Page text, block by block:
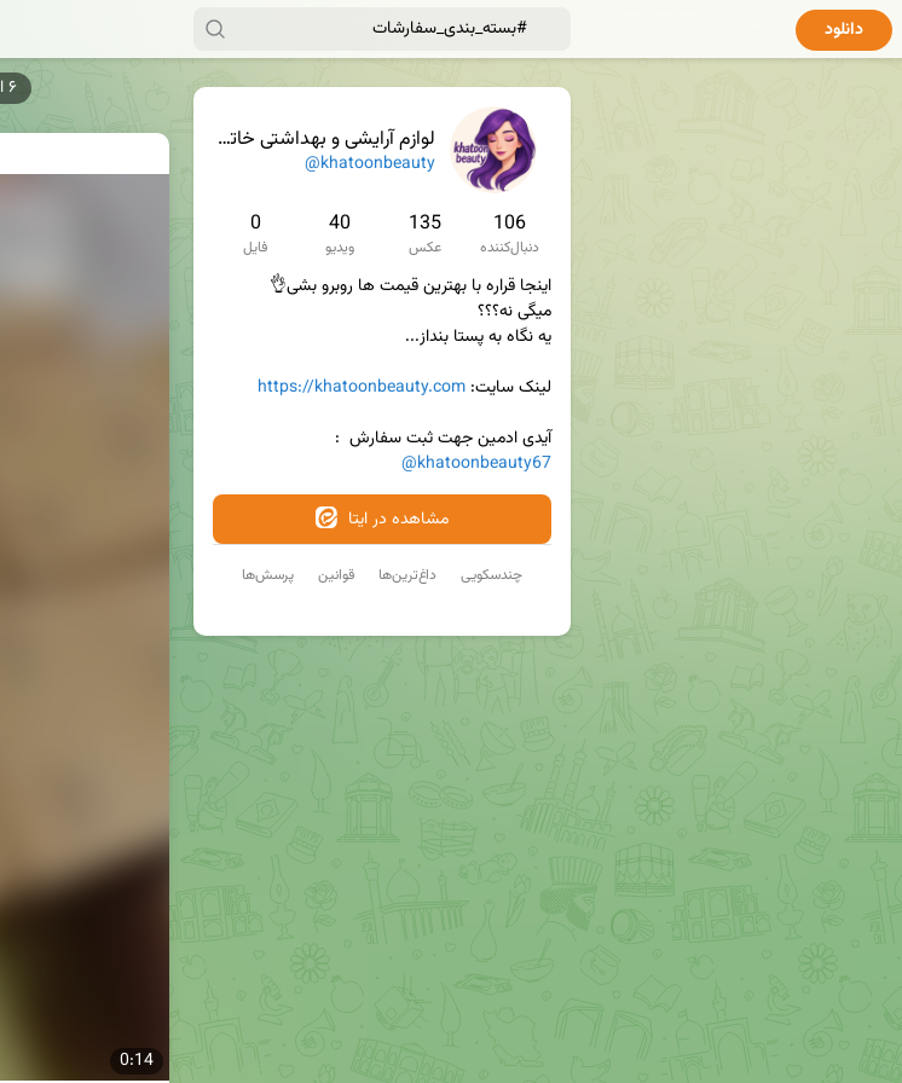
۶ اردیبهشت
لوازم آرایشی و بهداشتی خاتون بیوتی
@khatoonbeauty
106
دنبال‌کننده
135
عکس
40
ویدیو
0
فایل
لینک سایت: https://khatoonbeauty.com
آیدی ادمین جهت ثبت سفارش  :
@khatoonbeauty67
مشاهده در ایتا
پرسش‌ها قوانین داغ‌ترین‌ها چندسکویی
دانلود
0:14